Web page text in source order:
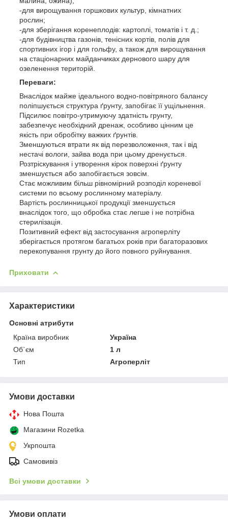
-для вирощування горшкових культур, кімнатних
рослин;
-для зберігання коренеплодів: картоплі, томатів і т. д.;
-для будівництва газонів, тенісних кортів, полів для
спортивних ігор і для гольфу, а також для вирощування
на стаціонарних майданчиках дернового шару для
озеленення територій.
Переваги:
Внаслідок майже ідеального водно-повітряного балансу
поліпшується структура ґрунту, запобігає її ущільнення.
Підсилює повітро-утримуючу здатність грунту,
забезпечує необхідний дренаж, особливо цінним це
якість при обробітку важких ґрунтів.
Зменшуються втрати як від перезволоження, так і від
нестачі вологи, зайва вода при цьому дренується.
Розтріскування і утворення кірок поверхні ґрунту
зменшується або запобігається зовсім.
Стає можливим більш рівномірний розподіл кореневої
системи по всьому рослинному матеріалу.
Вартість рослинницької продукції зменшується
внаслідок того, що обробка стає легше і не потрібна
стерилізація.
Позитивний ефект від застосування агроперліту
зберігається протягом багатьох років при багаторазових
перекопування грунту до його повного руйнування.
Приховати
Характеристики
Основні атрибути
Країна виробник
Україна
Об`єм
1 л
Тип
Агроперліт
Умови доставки
Нова Пошта
Магазини Rozetka
Укрпошта
Самовивіз
Всі умови доставки
Умови оплати